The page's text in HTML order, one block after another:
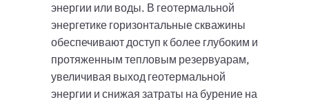
энергии или воды. В геотермальной
энергетике горизонтальные скважины
обеспечивают доступ к более глубоким и
протяженным тепловым резервуарам,
увеличивая выход геотермальной
энергии и снижая затраты на бурение на